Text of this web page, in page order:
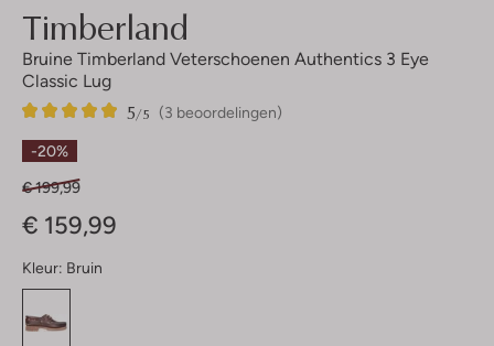
Timberland
Bruine Timberland Veterschoenen Authentics 3 Eye
Classic Lug
(3 beoordelingen)
5/5
3
5
Sterren
-20%
€ 199,99
€ 159,99
Kleur: Bruin